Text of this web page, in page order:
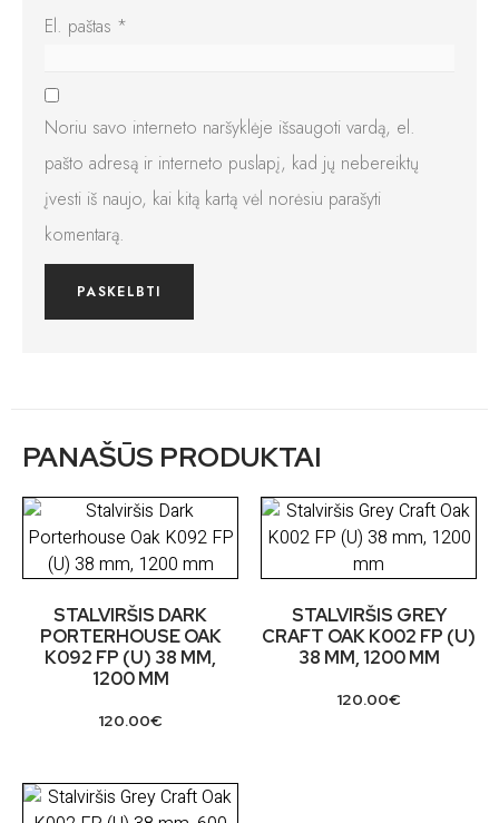
El. paštas *
Noriu savo interneto naršyklėje išsaugoti vardą, el.
pašto adresą ir interneto puslapį, kad jų nebereiktų
įvesti iš naujo, kai kitą kartą vėl norėsiu parašyti
komentarą.
PANAŠŪS PRODUKTAI
STALVIRŠIS DARK
PORTERHOUSE OAK
K092 FP (U) 38 MM,
1200 MM
120.00€
STALVIRŠIS GREY
CRAFT OAK K002 FP (U)
38 MM, 1200 MM
120.00€